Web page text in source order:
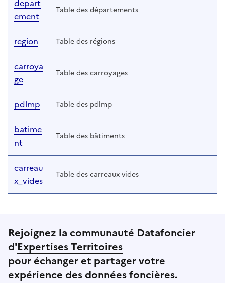
depart
ement
Table des départements
region Table des régions
carroya
ge
Table des carroyages
pdlmp Table des pdlmp
batime
nt
Table des bâtiments
carreau
x_vides
Table des carreaux vides
Rejoignez la communauté Datafoncier
d'Expertises Territoires
pour échanger et partager votre
expérience des données foncières.